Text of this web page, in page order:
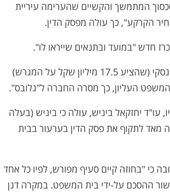
המתמשך והקשיים שהערימה עיריית
הקרקע", כך עולה מפסק הדין.
חדש "במועד ובתנאים שייראו לו".
‏ל"גלובס" נודע כי חברת "מקימים" סיכמה לקנות את המגרש מדושינסקי (שהציע 17.5 מיליון שקל על המגרש)
עו"ד יחזקאל ביניש, עולה כי ביניש (בעלה
מאד לתקוף את פסק הדין בערעור בבית
כי "בחוזה קיים סעיף מפורש, לפיו כל אחד
מההסכם מקום וחלפו 60 יום בטרם אישור ההסכם על-ידי בית המשפט. במקרה דנן